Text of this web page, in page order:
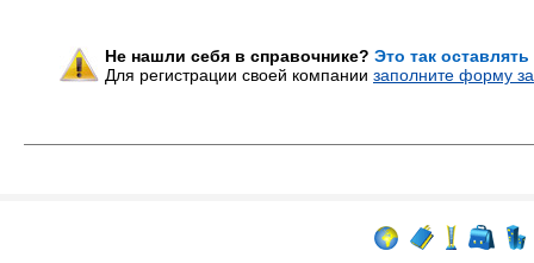
Не нашли себя в справочнике? Это так
Для регистрации своей компании заполните форму